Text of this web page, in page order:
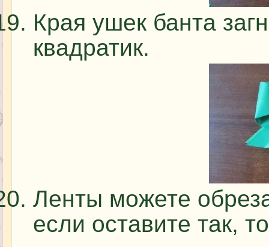
Края ушек банта
квадратик.
Ленты можете
если оставите так,